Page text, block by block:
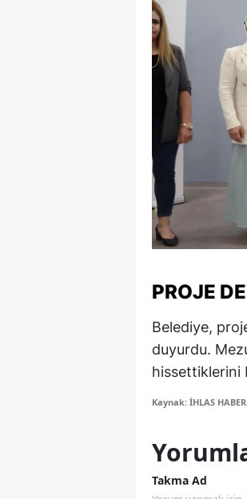
PROJE
Belediye,
duyurdu.
hissettiklerini
Kaynak: İHLAS
Takma Ad